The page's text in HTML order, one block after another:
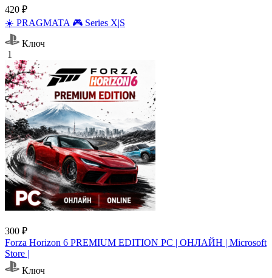
420 ₽
☀️ PRAGMATA 🎮 Series X|S
Ключ
1
300 ₽
Forza Horizon 6 PREMIUM EDITION PC | ОНЛАЙН | Microsoft
Store |
Ключ